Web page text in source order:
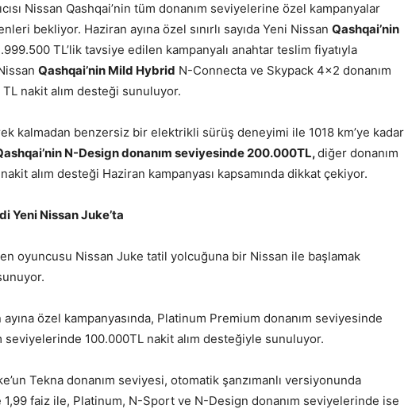
Nissan Qashqai’nin tüm donanım seviyelerine özel kampanyalar
bekliyor. Haziran ayına özel sınırlı sayıda Yeni Nissan Qashqai’nin
TL’lik tavsiye edilen kampanyalı anahtar teslim fiyatıyla
Qashqai’nin Mild Hybrid N-Connecta ve Skypack 4×2 donanım
nakit alım desteği sunuluyor.
kalmadan benzersiz bir elektrikli sürüş deneyimi ile 1018 km’ye kadar
N-Design donanım seviyesinde 200.000TL,diğer donanım
alım desteği Haziran kampanyası kapsamında dikkat çekiyor.
Yeni Nissan Juke’ta
oyuncusu Nissan Juke tatil yolcuğuna bir Nissan ile başlamak
özel kampanyasında, Platinum Premium donanım seviyesinde
seviyelerinde 100.000TL nakit alım desteğiyle sunuluyor.
Tekna donanım seviyesi, otomatik şanzımanlı versiyonunda
1,99 faiz ile, Platinum, N-Sport ve N-Design donanım seviyelerinde ise